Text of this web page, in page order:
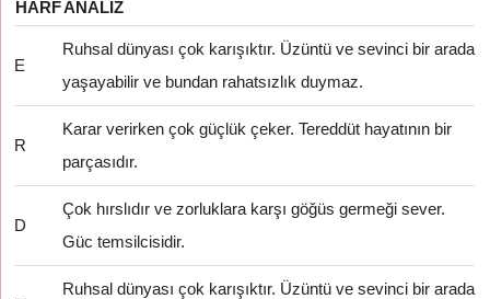
HARFANALIZ
E
Ruhsal dünyası çok karışıktır. Üzüntü ve sevinci bir arada
yaşayabilir ve bundan rahatsızlık duymaz.
R
Karar verirken çok güçlük çeker. Tereddüt hayatının bir
parçasıdır.
D
Çok hırslıdır ve zorluklara karşı göğüs germeği sever.
Güc temsilcisidir.
Ruhsal dünyası çok karışıktır. Üzüntü ve sevinci bir arada